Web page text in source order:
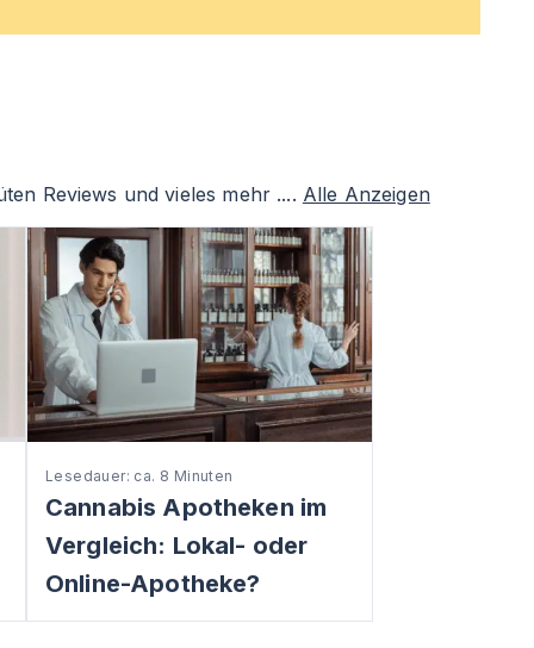
Reviews und vieles mehr .... Alle Anzeigen
Lesedauer: ca. 8 Minuten
Cannabis Apotheken im
Vergleich: Lokal- oder
Online-Apotheke?